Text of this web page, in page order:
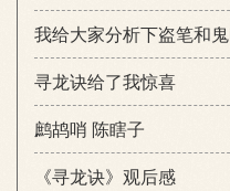
我给大家分析下盗笔和
寻龙诀给了我惊喜
鹧鸪哨 陈瞎子
《寻龙诀》观后感